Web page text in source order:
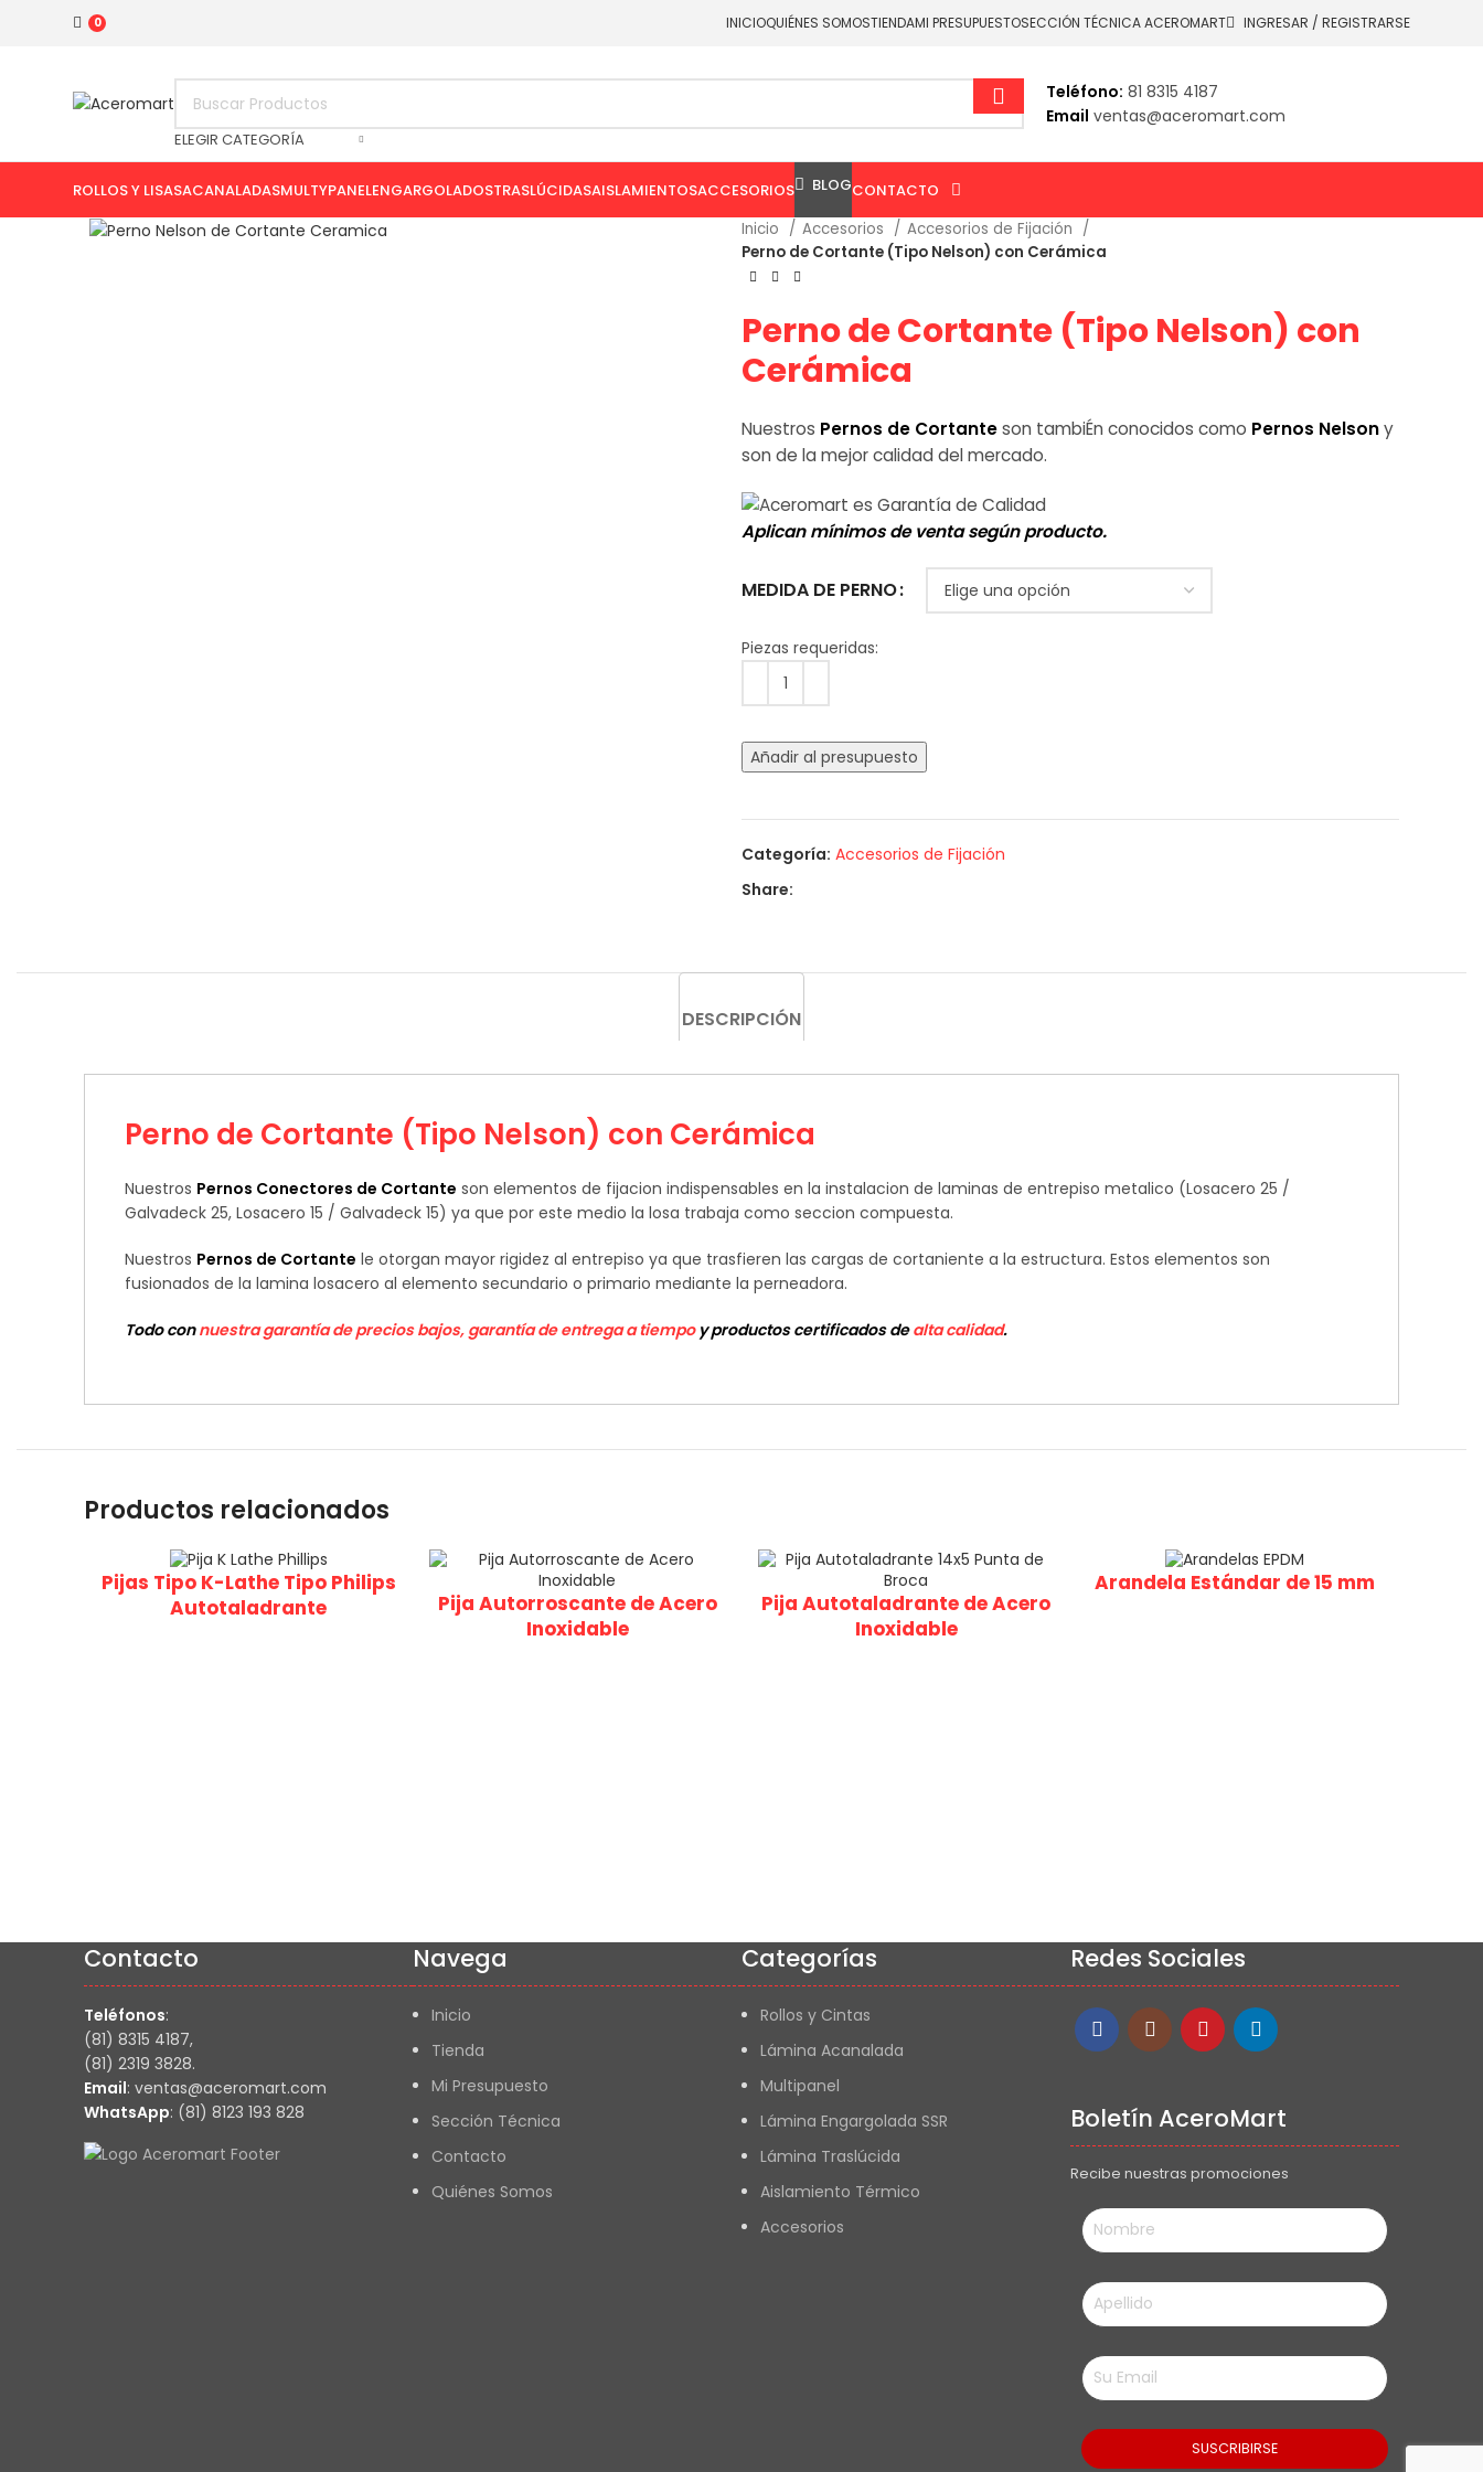
0 INICIOQUIÉNES SOMOSTIENDAMI PRESUPUESTOSECCIÓN TÉCNICA ACEROMART INGRESAR / REGISTRARSE
ELEGIR CATEGORÍA
Teléfono: 81 8315 4187
Email ventas@aceromart.com
ROLLOS Y LISASACANALADASMULTYPANELENGARGOLADOSTRASLÚCIDASAISLAMIENTOSACCESORIOS BLOGCONTACTO
Inicio
Accesorios
Accesorios de Fijación
Perno de Cortante (Tipo Nelson) con Cerámica
Perno de Cortante (Tipo Nelson) con
Cerámica
Nuestros Pernos de Cortanteson tambiÉn conocidos como Pernos Nelsony
son de la mejor calidad del mercado.
Aplican mínimos de venta según producto.
MEDIDA DE PERNO
Añadir al presupuesto
Categoría: Accesorios de Fijación
Share:
DESCRIPCIÓN
Perno de Cortante (Tipo Nelson) con Cerámica
Nuestros Pernos Conectores de Cortante son elementos de fijacion indispensables en la instalacion de laminas de entrepiso metalico (Losacero 25 /
Galvadeck 25, Losacero 15 / Galvadeck 15) ya que por este medio la losa trabaja como seccion compuesta.
Nuestros Pernos de Cortante le otorgan mayor rigidez al entrepiso ya que trasfieren las cargas de cortaniente a la estructura. Estos elementos son
fusionados de la lamina losacero al elemento secundario o primario mediante la perneadora.
Todo connuestra garantía de precios bajos, garantía de entrega a tiempoy productos certificados dealta calidad.
Productos relacionados
Pijas Tipo K-Lathe Tipo Philips
Autotaladrante
Pija Autorroscante de Acero
Inoxidable
Pija Autotaladrante de Acero
Inoxidable
Arandela Estándar de 15 mm
Contacto
Teléfonos:
(81) 8315 4187,
(81) 2319 3828.
Email: ventas@aceromart.com
WhatsApp: (81) 8123 193 828
Navega
Inicio
Tienda
Mi Presupuesto
Sección Técnica
Contacto
Quiénes Somos
Categorías
Rollos y Cintas
Lámina Acanalada
Multipanel
Lámina Engargolada SSR
Lámina Traslúcida
Aislamiento Térmico
Accesorios
Redes Sociales
Boletín AceroMart
Recibe nuestras promociones
AVISO DE SEGURIDAD Haz click para consultar los medios de comunicación oficiales de Aceromart®.